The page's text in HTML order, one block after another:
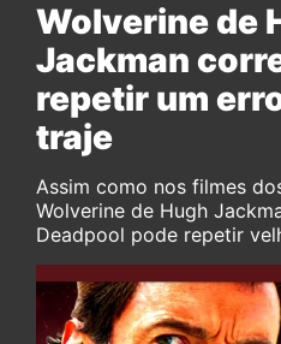
Wolverine de
Jackman
repetir um
traje
Assim como nos filmes
Wolverine de Hugh
Deadpool pode repetir